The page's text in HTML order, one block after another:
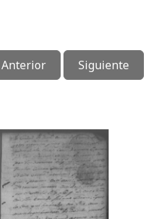
Anterior Siguiente